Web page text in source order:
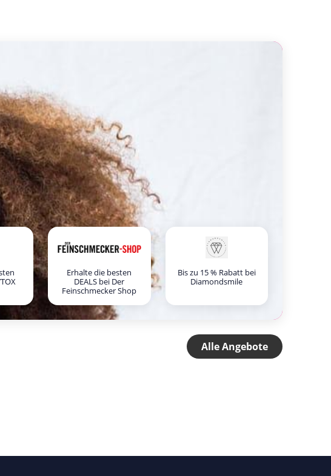
Erhalte die besten
DEALS bei Der
Feinschmecker Shop
Bis zu 15 % Rabatt bei
Diamondsmile
Alle Angebote